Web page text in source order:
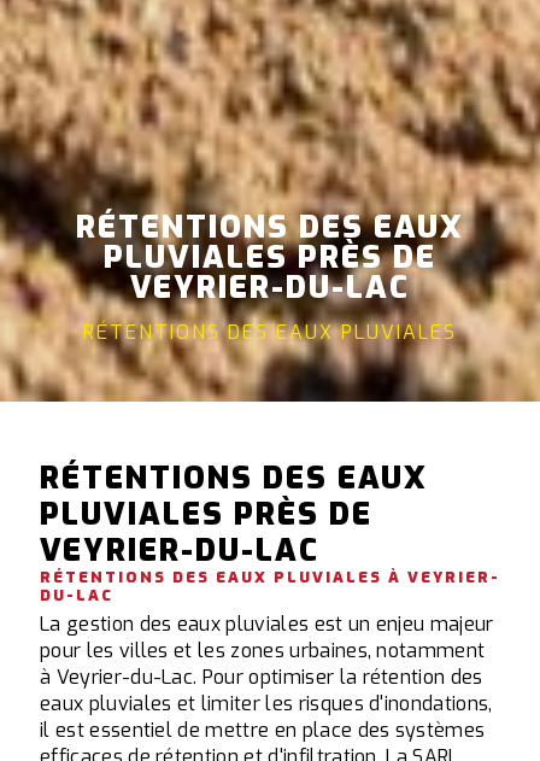
RÉTENTIONS DES EAUX
PLUVIALES PRÈS DE
VEYRIER-DU-LAC
RÉTENTIONS DES EAUX PLUVIALES
RÉTENTIONS DES EAUX
PLUVIALES PRÈS DE
VEYRIER-DU-LAC
RÉTENTIONS DES EAUX PLUVIALES À VEYRIER-
DU-LAC
La gestion des eaux pluviales est un enjeu majeur
pour les villes et les zones urbaines, notamment
à Veyrier-du-Lac. Pour optimiser la rétention des
eaux pluviales et limiter les risques d'inondations,
il est essentiel de mettre en place des systèmes